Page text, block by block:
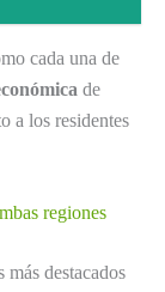
cada una de
de
a los residentes
regiones
más destacados